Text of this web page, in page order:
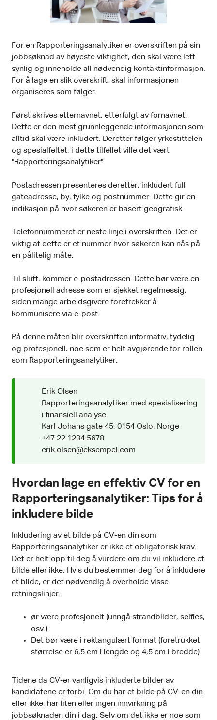
For en Rapporteringsanalytiker er overskriften på sin
jobbsøknad av høyeste viktighet, den skal være lett
synlig og inneholde all nødvendig kontaktinformasjon.
For å lage en slik overskrift, skal informasjonen
organiseres som følger:
Først skrives etternavnet, etterfulgt av fornavnet.
Dette er den mest grunnleggende informasjonen som
alltid skal være inkludert. Deretter følger yrkestittelen
og spesialfeltet, i dette tilfellet ville det vært
"Rapporteringsanalytiker".
Postadressen presenteres deretter, inkludert full
gateadresse, by, fylke og postnummer. Dette gir en
indikasjon på hvor søkeren er basert geografisk.
Telefonnummeret er neste linje i overskriften. Det er
viktig at dette er et nummer hvor søkeren kan nås på
en pålitelig måte.
Til slutt, kommer e-postadressen. Dette bør være en
profesjonell adresse som er sjekket regelmessig,
siden mange arbeidsgivere foretrekker å
kommunisere via e-post.
På denne måten blir overskriften informativ, tydelig
og profesjonell, noe som er helt avgjørende for rollen
som Rapporteringsanalytiker.
Erik Olsen
Rapporteringsanalytiker med spesialisering
i finansiell analyse
Karl Johans gate 45, 0154 Oslo, Norge
+47 22 1234 5678
erik.olsen@eksempel.com
Hvordan lage en effektiv CV for en
Rapporteringsanalytiker: Tips for å
inkludere bilde
Inkludering av et bilde på CV-en din som
Rapporteringsanalytiker er ikke et obligatorisk krav.
Det er helt opp til deg å vurdere om du vil inkludere et
bilde eller ikke. Hvis du bestemmer deg for å inkludere
et bilde, er det nødvendig å overholde visse
retningslinjer:
ør være profesjonelt (unngå strandbilder, selfies,
osv.)
Det bør være i rektangulært format (foretrukket
størrelse er 6,5 cm i lengde og 4,5 cm i bredde)
Tidene da CV-er vanligvis inkluderte bilder av
kandidatene er forbi. Om du har et bilde på CV-en din
eller ikke, har liten eller ingen innvirkning på
jobbsøknaden din i dag. Selv om det ikke er noe som